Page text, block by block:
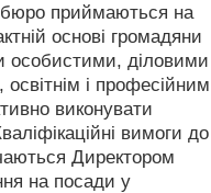
приймаються на
основі громадяни
особистими, діловими
і професійним
виконувати
вимоги до
Директором
на посади у